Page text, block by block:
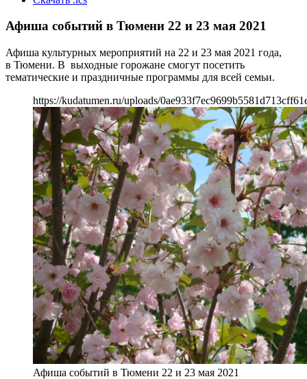
Афиша событий в Тюмени 22 и 23 мая 2021
Афиша культурных мероприятий на 22 и 23 мая 2021 года,
в Тюмени. В выходные горожане смогут посетить
тематические и праздничные программы для всей семьи.
https://kudatumen.ru/uploads/
Афиша событий в Тюмени 22 и 23 мая 2021